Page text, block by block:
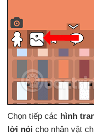
Chọn tiếp các hình
lời nói cho nhân vật